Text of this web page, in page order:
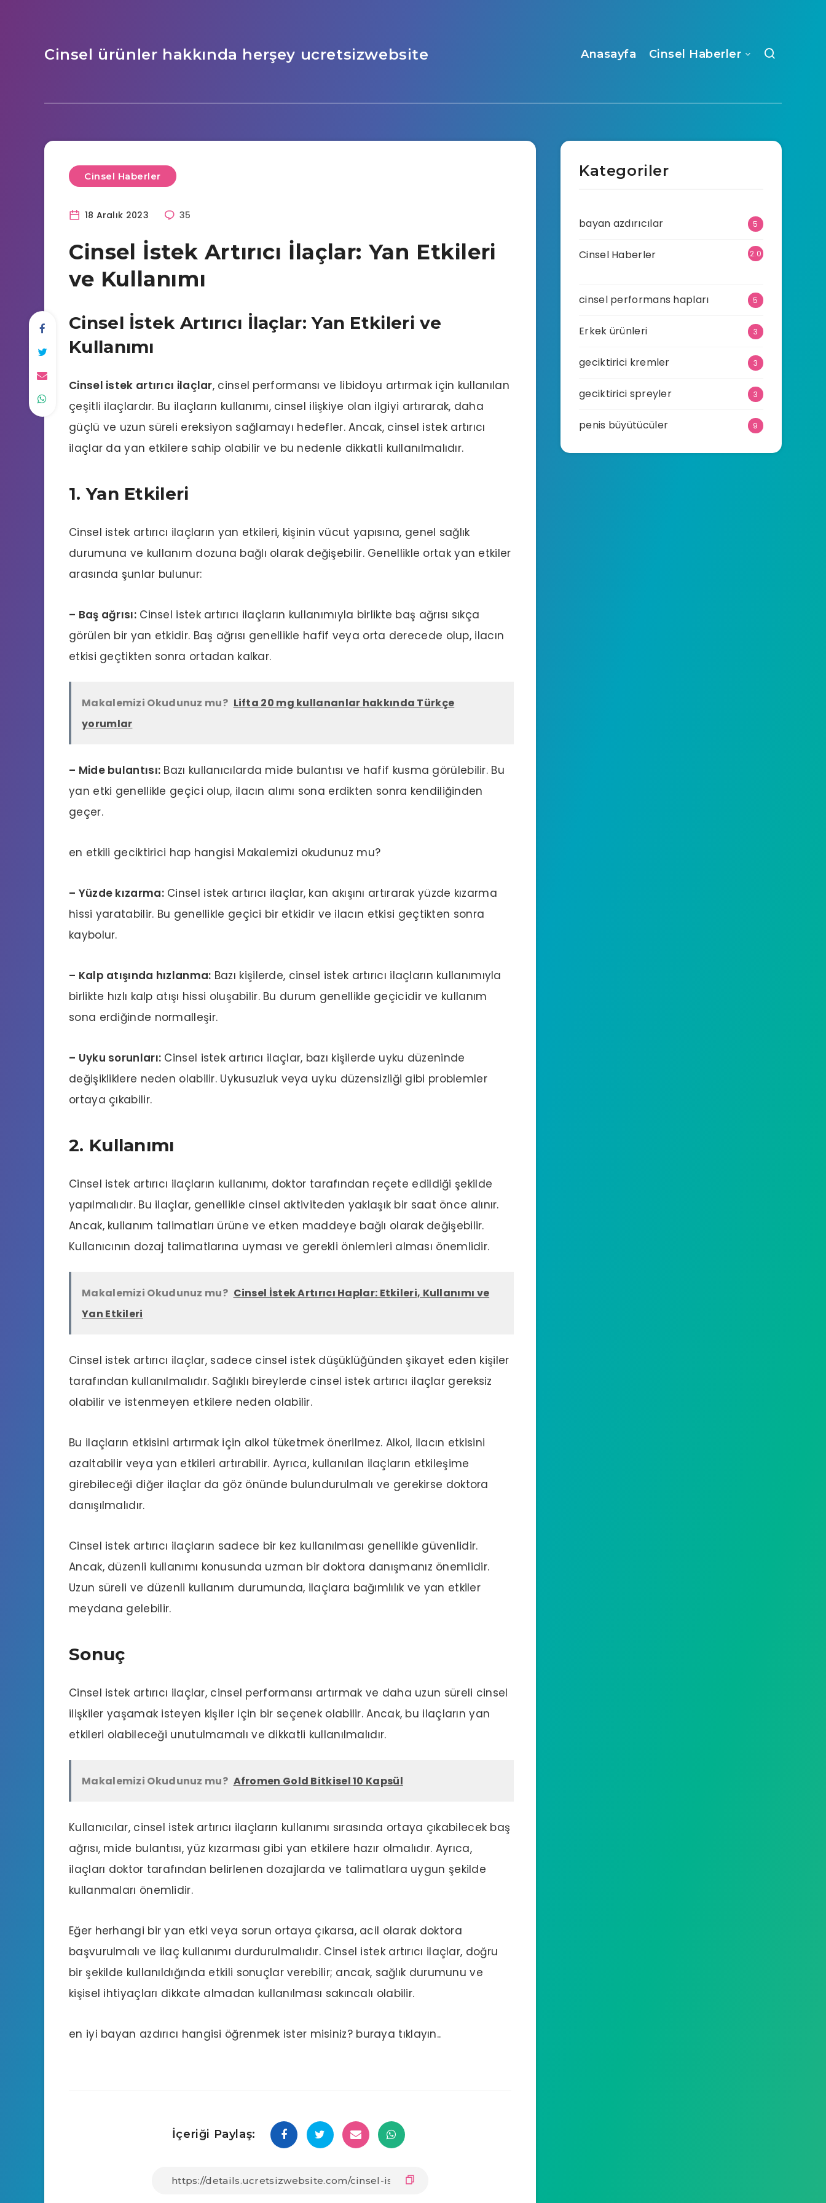
Cinsel ürünler hakkında herşey ucretsizwebsite Anasayfa Cinsel Haberler
Cinsel Haberler
18 Aralık 2023 35
Cinsel İstek Artırıcı İlaçlar: Yan Etkileri
ve Kullanımı
Cinsel İstek Artırıcı İlaçlar: Yan Etkileri ve
Kullanımı
Cinsel istek artırıcı ilaçlar, cinsel performansı ve libidoyu artırmak için kullanılan
çeşitli ilaçlardır. Bu ilaçların kullanımı, cinsel ilişkiye olan ilgiyi artırarak, daha
güçlü ve uzun süreli ereksiyon sağlamayı hedefler. Ancak, cinsel istek artırıcı
ilaçlar da yan etkilere sahip olabilir ve bu nedenle dikkatli kullanılmalıdır.
1. Yan Etkileri
Cinsel istek artırıcı ilaçların yan etkileri, kişinin vücut yapısına, genel sağlık
durumuna ve kullanım dozuna bağlı olarak değişebilir. Genellikle ortak yan etkiler
arasında şunlar bulunur:
– Baş ağrısı:Cinsel istek artırıcı ilaçların kullanımıyla birlikte baş ağrısı sıkça
görülen bir yan etkidir. Baş ağrısı genellikle hafif veya orta derecede olup, ilacın
etkisi geçtikten sonra ortadan kalkar.
Makalemizi Okudunuz mu? Lifta 20 mg kullananlar hakkında Türkçe
yorumlar
– Mide bulantısı: Bazı kullanıcılarda mide bulantısı ve hafif kusma görülebilir. Bu
yan etki genellikle geçici olup, ilacın alımı sona erdikten sonra kendiliğinden
geçer.
en etkili geciktirici hap hangisi Makalemizi okudunuz mu?
– Yüzde kızarma:Cinsel istek artırıcı ilaçlar, kan akışını artırarak yüzde kızarma
hissi yaratabilir. Bu genellikle geçici bir etkidir ve ilacın etkisi geçtikten sonra
kaybolur.
– Kalp atışında hızlanma: Bazı kişilerde, cinsel istek artırıcı ilaçların kullanımıyla
birlikte hızlı kalp atışı hissi oluşabilir. Bu durum genellikle geçicidir ve kullanım
sona erdiğinde normalleşir.
– Uyku sorunları: Cinsel istek artırıcı ilaçlar, bazı kişilerde uyku düzeninde
değişikliklere neden olabilir. Uykusuzluk veya uyku düzensizliği gibi problemler
ortaya çıkabilir.
2. Kullanımı
Cinsel istek artırıcı ilaçların kullanımı, doktor tarafından reçete edildiği şekilde
yapılmalıdır. Bu ilaçlar, genellikle cinsel aktiviteden yaklaşık bir saat önce alınır.
Ancak, kullanım talimatları ürüne ve etken maddeye bağlı olarak değişebilir.
Kullanıcının dozaj talimatlarına uyması ve gerekli önlemleri alması önemlidir.
Makalemizi Okudunuz mu? Cinsel İstek Artırıcı Haplar: Etkileri, Kullanımı ve
Yan Etkileri
Cinsel istek artırıcı ilaçlar, sadece cinsel istek düşüklüğünden şikayet eden kişiler
tarafından kullanılmalıdır. Sağlıklı bireylerde cinsel istek artırıcı ilaçlar gereksiz
olabilir ve istenmeyen etkilere neden olabilir.
Bu ilaçların etkisini artırmak için alkol tüketmek önerilmez. Alkol, ilacın etkisini
azaltabilir veya yan etkileri artırabilir. Ayrıca, kullanılan ilaçların etkileşime
girebileceği diğer ilaçlar da göz önünde bulundurulmalı ve gerekirse doktora
danışılmalıdır.
Cinsel istek artırıcı ilaçların sadece bir kez kullanılması genellikle güvenlidir.
Ancak, düzenli kullanımı konusunda uzman bir doktora danışmanız önemlidir.
Uzun süreli ve düzenli kullanım durumunda, ilaçlara bağımlılık ve yan etkiler
meydana gelebilir.
Sonuç
Cinsel istek artırıcı ilaçlar, cinsel performansı artırmak ve daha uzun süreli cinsel
ilişkiler yaşamak isteyen kişiler için bir seçenek olabilir. Ancak, bu ilaçların yan
etkileri olabileceği unutulmamalı ve dikkatli kullanılmalıdır.
Makalemizi Okudunuz mu? Afromen Gold Bitkisel 10 Kapsül
Kullanıcılar, cinsel istek artırıcı ilaçların kullanımı sırasında ortaya çıkabilecek baş
ağrısı, mide bulantısı, yüz kızarması gibi yan etkilere hazır olmalıdır. Ayrıca,
ilaçları doktor tarafından belirlenen dozajlarda ve talimatlara uygun şekilde
kullanmaları önemlidir.
Eğer herhangi bir yan etki veya sorun ortaya çıkarsa, acil olarak doktora
başvurulmalı ve ilaç kullanımı durdurulmalıdır. Cinsel istek artırıcı ilaçlar, doğru
bir şekilde kullanıldığında etkili sonuçlar verebilir; ancak, sağlık durumunu ve
kişisel ihtiyaçları dikkate almadan kullanılması sakıncalı olabilir.
en iyi bayan azdırıcı hangisi öğrenmek ister misiniz? buraya tıklayın..
İçeriği Paylaş:
Kategoriler
bayan azdırıcılar 5
Cinsel Haberler
2.0
cinsel performans hapları 5
Erkek ürünleri 3
geciktirici kremler 3
geciktirici spreyler 3
penis büyütücüler 9